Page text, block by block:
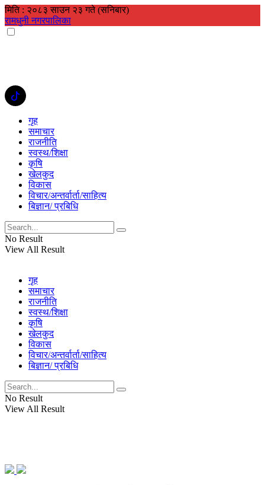
मिति : २०८३ साउन २३ गते (सनिबार)
रामधुनी नगरपालिका
गृह
समाचार
राजनीति
स्वस्थ/शिक्षा
कृषि
खेलकुद
विकास
विचार/अन्तर्वार्ता/साहित्य
बिज्ञान/ प्रबिधि
No Result
View All Result
गृह
समाचार
राजनीति
स्वस्थ/शिक्षा
कृषि
खेलकुद
विकास
विचार/अन्तर्वार्ता/साहित्य
बिज्ञान/ प्रबिधि
No Result
View All Result